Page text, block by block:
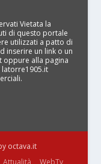
Vietata la
di questo portale
utilizzati a patto di
inserire un link o un
oppure alla pagina
latorre1905.it
octava.it
Attualità WebTv